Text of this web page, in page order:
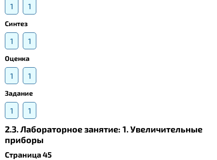
1 1
Синтез
1 1
Оценка
1 1
Задание
1 1
2.3. Лабораторное занятие: 1. Увеличительные
приборы
Страница 45